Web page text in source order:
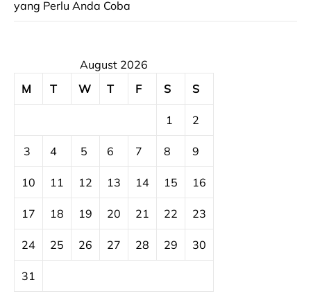
yang Perlu Anda Coba
August 2026
M
T W T F S S
1 2
3 4 5 6 7 8 9
10 11 12 13 14 15 16
17 18 19 20 21 22 23
24 25 26 27 28 29 30
31